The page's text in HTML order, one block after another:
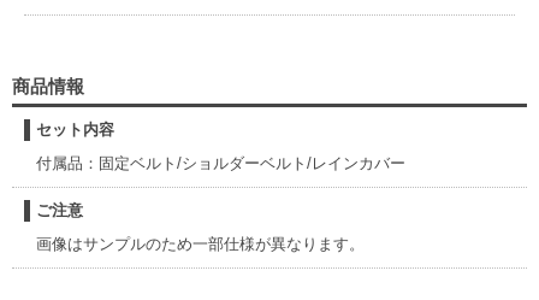
商品情報
セット内容
付属品：固定ベルト/ショルダーベルト/レインカバー
ご注意
画像はサンプルのため一部仕様が異なります。